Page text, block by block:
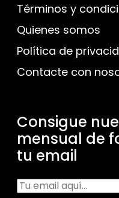
Términos y
Quienes somos
Política de
Contacte con
Consigue
mensual de
tu email